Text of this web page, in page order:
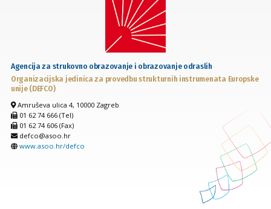
Agencija za strukovno obrazovanje i obrazovanje odraslih
Organizacijska jedinica za provedbu strukturnih instrumenata Europske
unije (DEFCO)
Amruševa ulica 4, 10000 Zagreb
01 62 74 666 (Tel)
01 62 74 606 (Fax)
defco@asoo.hr
www.asoo.hr/defco